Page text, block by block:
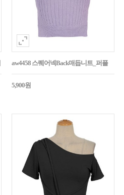
aw4458 스퀘어넥Back매듭니트_퍼플
5,900원